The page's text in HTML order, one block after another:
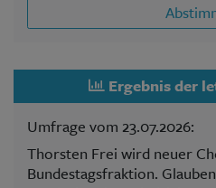
Ergebnis der
Umfrage vom 23.07.2026:
Thorsten Frei wird neuer
Bundestagsfraktion.